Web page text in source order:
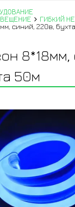
ГИБКИЙ
синий, 220в,
8*18мм,
50м